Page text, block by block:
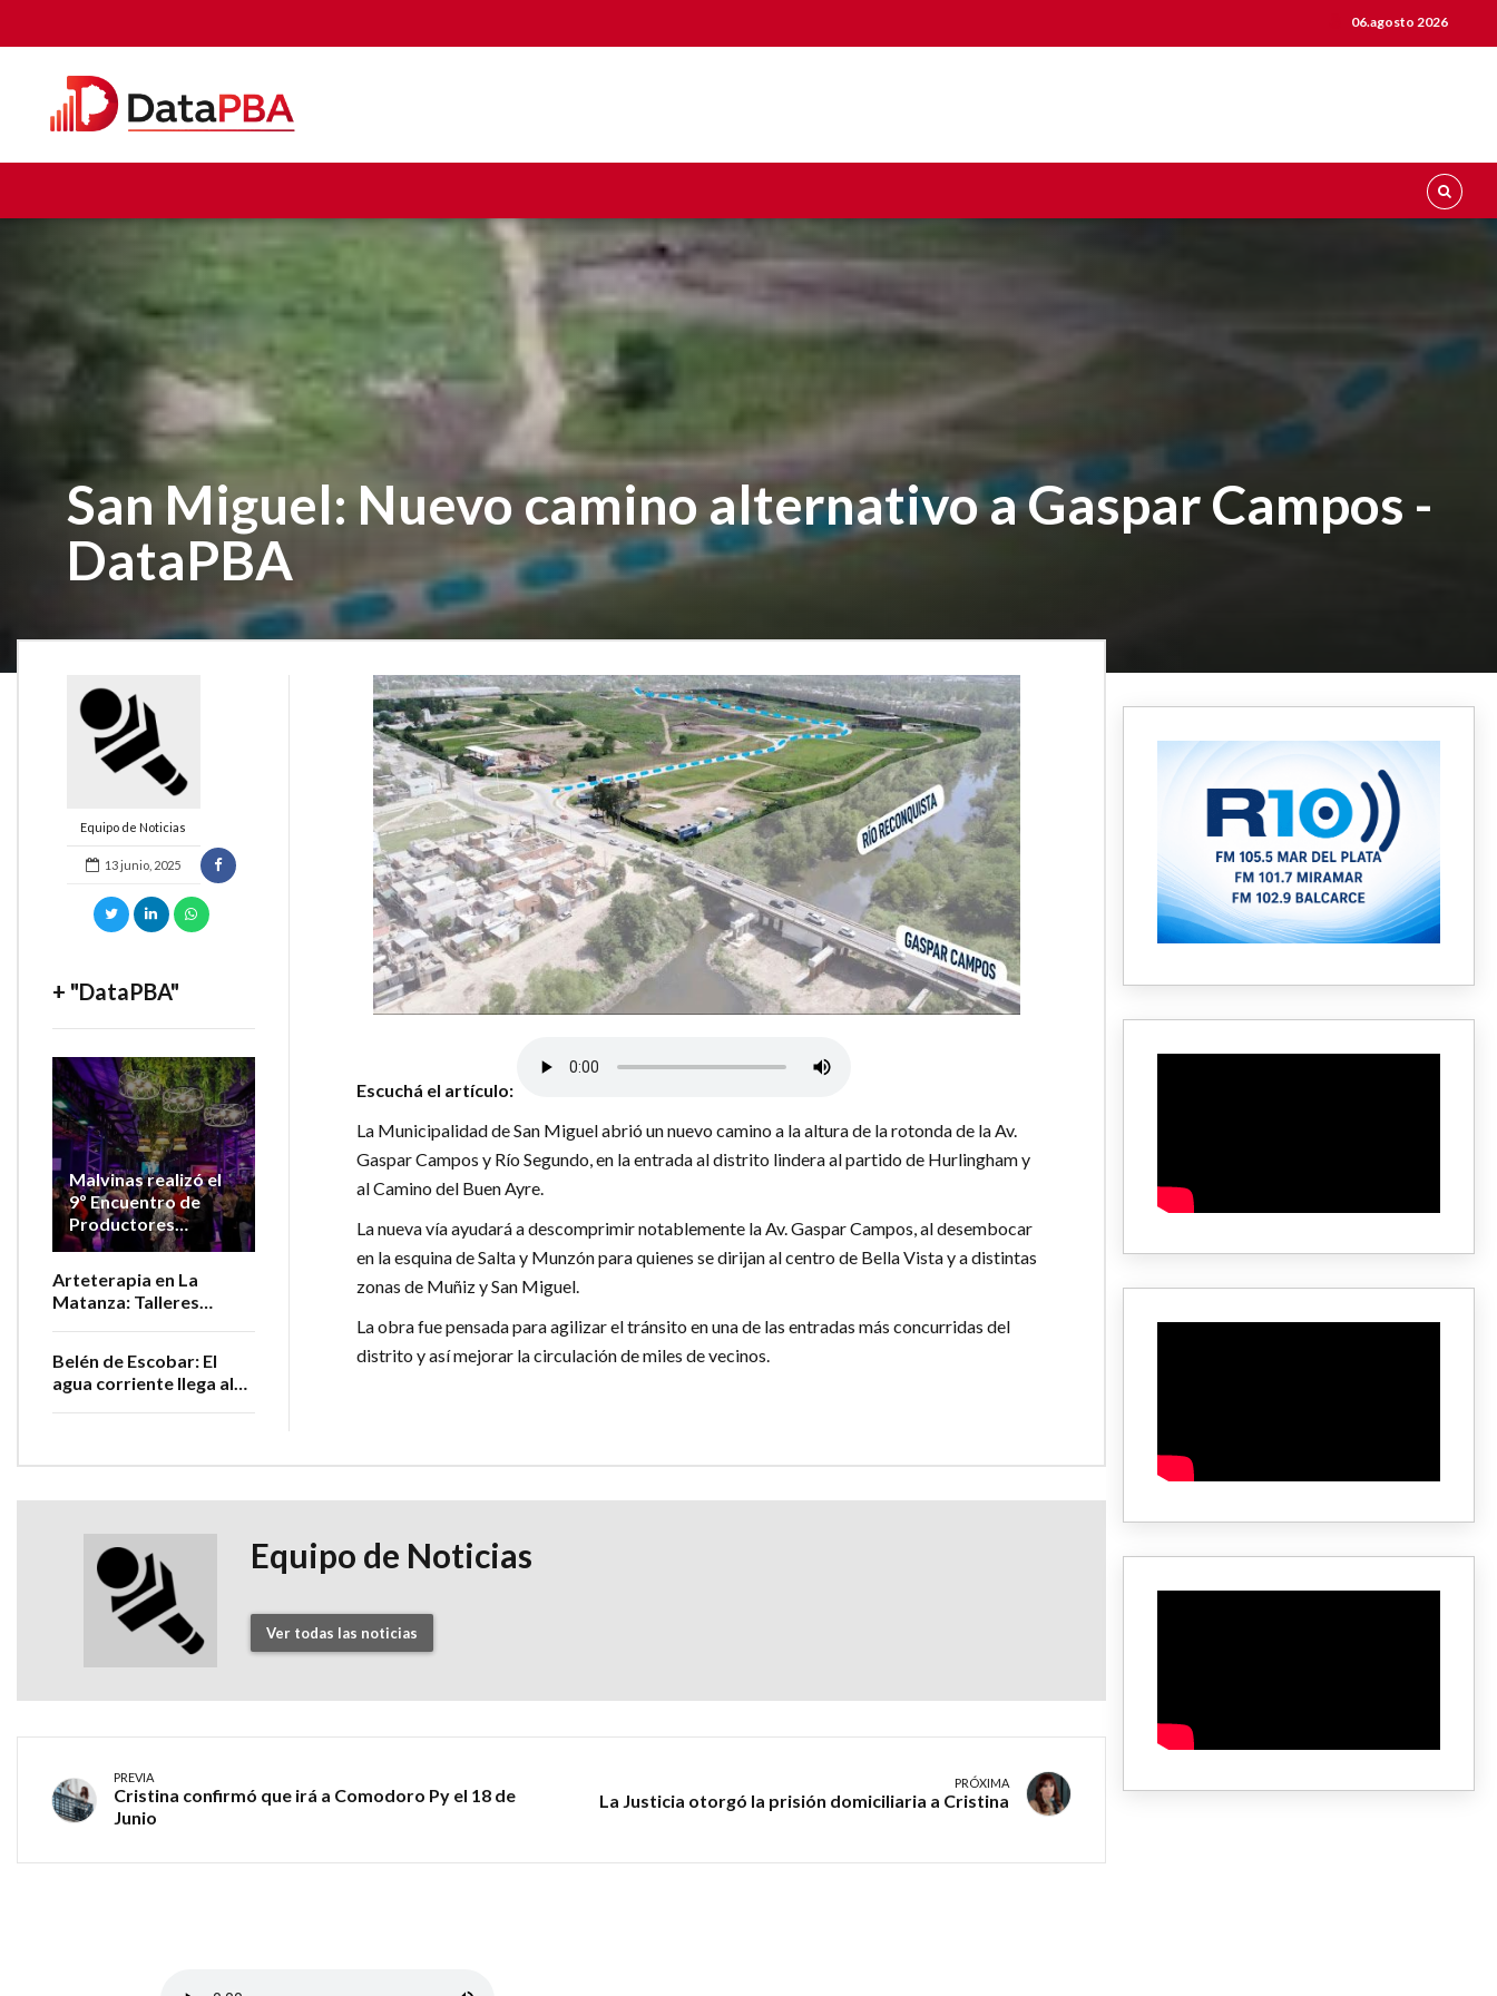
06.agosto 2026
San Miguel: Nuevo camino alternativo a Gaspar Campos -
DataPBA
Equipo de Noticias
13 junio, 2025
+ "DataPBA"
Malvinas realizó el
9º Encuentro de
Productores
Vitivinícolas de la
Arteterapia en La
Matanza: Talleres
Belén de Escobar: El
agua corriente llega al
Escuchá el artículo:
La Municipalidad de San Miguel abrió un nuevo camino a la altura de la rotonda de la Av.
Gaspar Campos y Río Segundo, en la entrada al distrito lindera al partido de Hurlingham y
al Camino del Buen Ayre.
La nueva vía ayudará a descomprimir notablemente la Av. Gaspar Campos, al desembocar
en la esquina de Salta y Munzón para quienes se dirijan al centro de Bella Vista y a distintas
zonas de Muñiz y San Miguel.
La obra fue pensada para agilizar el tránsito en una de las entradas más concurridas del
distrito y así mejorar la circulación de miles de vecinos.
Equipo de Noticias
Ver todas las noticias
PREVIA
Cristina confirmó que irá a Comodoro Py el 18 de
Junio
PRÓXIMA
La Justicia otorgó la prisión domiciliaria a Cristina